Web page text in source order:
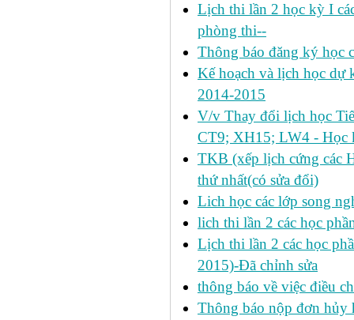
Lịch thi lần 2 học kỳ I
phòng thi--
Thông báo đăng ký học
Kế hoạch và lịch học dự
2014-2015
V/v Thay đổi lịch học
CT9; XH15; LW4 - Học
TKB (xếp lịch cứng các
thứ nhất(có sửa đổi)
Lich học các lớp song
lich thi lần 2 các học
Lịch thi lần 2 các học
2015)-Đã chỉnh sửa
thông báo về việc điều
Thông báo nộp đơn hủy